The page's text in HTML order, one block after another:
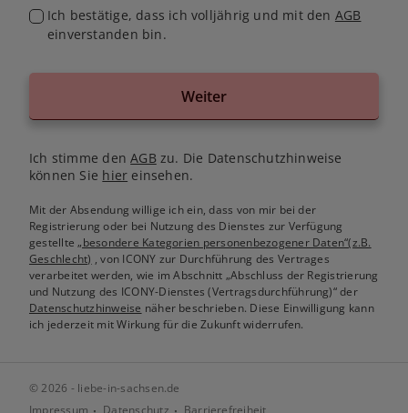
Ich bestätige, dass ich volljährig und mit den AGB
einverstanden bin.
Weiter
Ich stimme denAGB zu. Die Datenschutzhinweise
können Sie hier einsehen.
Mit der Absendung willige ich ein, dass von mir bei der
Registrierung oder bei Nutzung des Dienstes zur Verfügung
gestellte„besondere Kategorien personenbezogener Daten“(z.B.
Geschlecht) , von ICONY zur Durchführung des Vertrages
verarbeitet werden, wie im Abschnitt „Abschluss der Registrierung
und Nutzung des ICONY-Dienstes (Vertragsdurchführung)“ der
Datenschutzhinweise näher beschrieben. Diese Einwilligung kann
ich jederzeit mit Wirkung für die Zukunft widerrufen.
© 2026 - liebe-in-sachsen.de
Impressum
Datenschutz Barrierefreiheit